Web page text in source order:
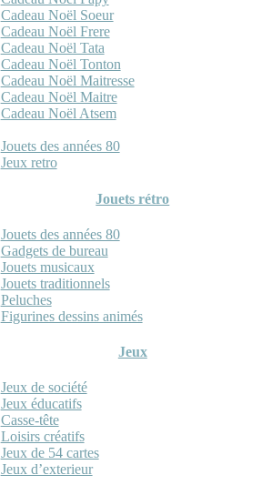
Cadeau Noël Soeur
Cadeau Noël Frere
Cadeau Noël Tata
Cadeau Noël Tonton
Cadeau Noël Maitresse
Cadeau Noël Maitre
Cadeau Noël Atsem
Jouets des années 80
Jeux retro
Jouets rétro
Jouets des années 80
Gadgets de bureau
Jouets musicaux
Jouets traditionnels
Peluches
Figurines dessins animés
Jeux
Jeux de société
Jeux éducatifs
Casse-tête
Loisirs créatifs
Jeux de 54 cartes
Jeux d’exterieur